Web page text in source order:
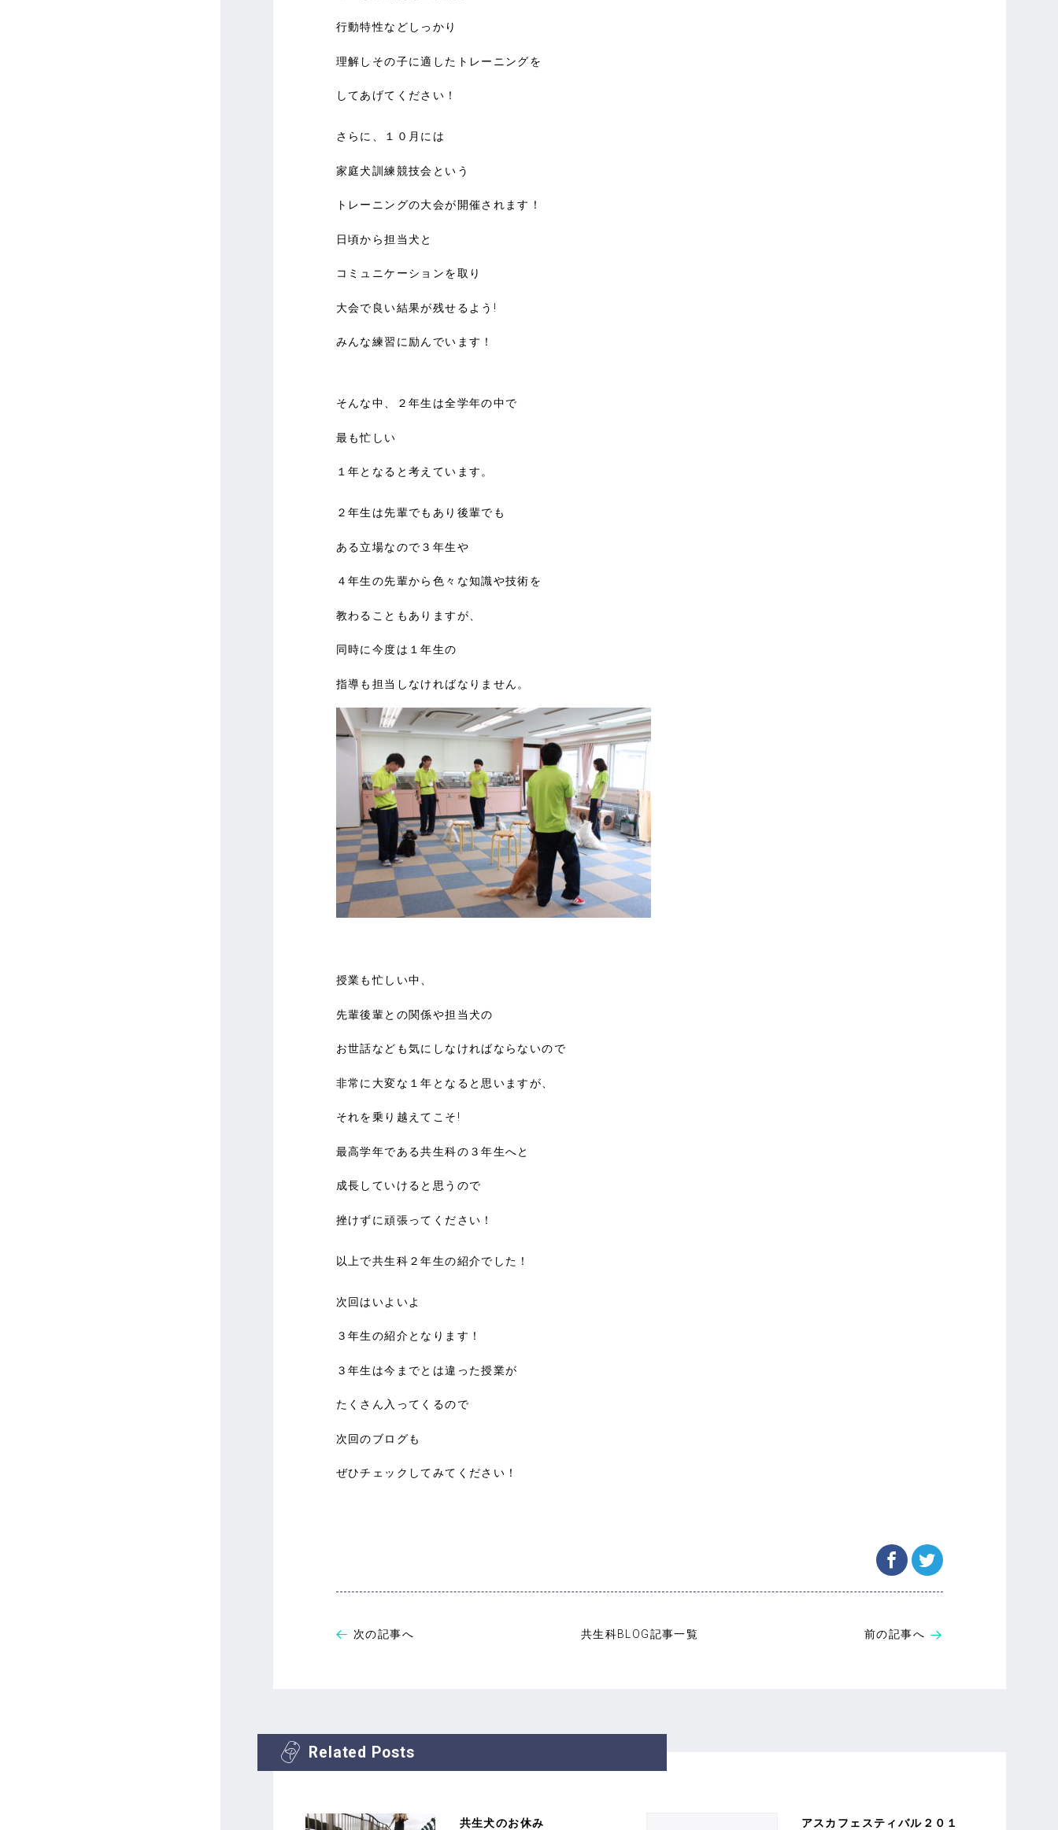
行動特性などしっかり
理解しその子に適したトレーニングを
してあげてください！
さらに、１０月には
家庭犬訓練競技会という
トレーニングの大会が開催されます！
日頃から担当犬と
コミュニケーションを取り
大会で良い結果が残せるよう!
みんな練習に励んでいます！
そんな中、２年生は全学年の中で
最も忙しい
１年となると考えています。
２年生は先輩でもあり後輩でも
ある立場なので３年生や
４年生の先輩から色々な知識や技術を
教わることもありますが、
同時に今度は１年生の
指導も担当しなければなりません。
授業も忙しい中、
先輩後輩との関係や担当犬の
お世話なども気にしなければならないので
非常に大変な１年となると思いますが、
それを乗り越えてこそ!
最高学年である共生科の３年生へと
成長していけると思うので
挫けずに頑張ってください！
以上で共生科２年生の紹介でした！
次回はいよいよ
３年生の紹介となります！
３年生は今までとは違った授業が
たくさん入ってくるので
次回のブログも
ぜひチェックしてみてください！
次の記事へ 共生科BLOG記事一覧 前の記事へ
Related Posts
共生犬のお休み アスカフェスティバル２０１